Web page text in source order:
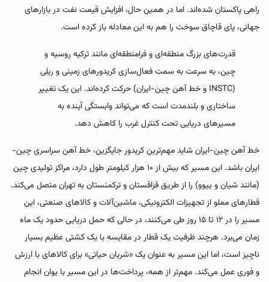
راهی پاکستان شده‌اند. اما در همین حال، افزایش قیمت نفت در بازارهای
جهانی، پای قاچاق سوخت را هم به این معادله باز کرده است.
قدرت‌های بزرگ منطقه‌ای و فرامنطقه‌ای مانند ترکیه روسیه و
چین، به سرعت به سمت فعال‌سازی کریدورهای زمینی و ریلی
(INSTC و خط آهن چین-ایران) حرکت کرده‌اند. این یک تغییر
ساختاری و بلندمدت است که می‌تواند وابستگی آینده به
مسیرهای دریایی تحت کنترل غرب را کاهش دهد.
خط آهن چین-ایران شاید مهم‌ترین کریدور جایگزین، خط آهن سراسری چین-
ایران باشد. این مسیر که بیش از ۱۰ هزار کیلومتر طول دارد، مراکز تولیدی چین
(مانند شیان و ییوو) را از طریق قزاقستان و ترکمنستان به تهران متصل می‌کند.
قطارهای مملو از تجهیزات الکترونیکی، ماشین‌آلات و کالاهای صنعتی، این
مسیر را در ۱۲ تا ۱۵ روز طی می‌کنند، در حالی که حمل دریایی حدود یک ماه
زمان می‌برد. هرچند ظرفیت یک قطار در مقایسه با یک کشتی عظیم بسیار
ناچیز است، اما این مسیر به عنوان یک «شریان حیاتی» برای کالاهای با ارزش
و فوری عمل می‌کند. مهم‌تر از همه، پرداخت‌ها در این مسیر با یوان انجام